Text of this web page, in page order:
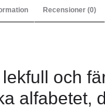
Recensioner (0)
och
alfabetet,